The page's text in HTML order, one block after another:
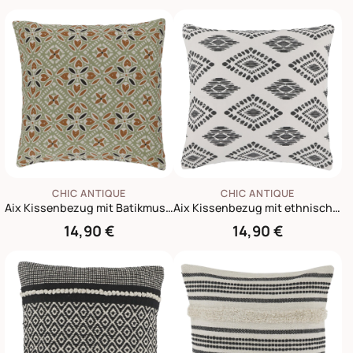
CHIC ANTIQUE
Aix Kissenbezug mit Batikmuster
14,90 €
CHIC ANTIQUE
Aix Kissenbezug mit ethnischem Muster
14,90 €